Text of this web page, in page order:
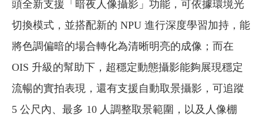
頭全新支援「暗夜人像攝影」功能，可依據環境光
切換模式，並搭配新的 NPU 進行深度學習加持，能
將色調偏暗的場合轉化為清晰明亮的成像；而在
OIS 升級的幫助下，超穩定動態攝影能夠展現穩定
流暢的實拍表現，還有支援自動取景攝影，可追蹤
5 公尺內、最多 10 人調整取景範圍，以及人像棚